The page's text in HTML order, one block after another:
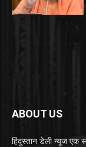
ABOUT US
हिंदुस्तान डेली न्यूज एक